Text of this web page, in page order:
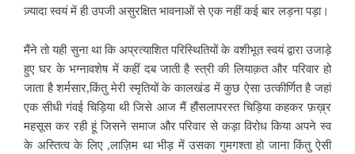
ज़्यादा स्वयं में ही उपजी असुरक्षित भावनाओं से एक नहीं कई बार लड़ना पड़ा।
मैंने तो यही सुना था कि अप्रत्याशित परिस्थितियों के वशीभूत स्वयं द्वारा उजाड़े
हुए घर के भग्नावशेष में कहीं दब जाती है स्त्री की लियाक़त और परिवार हो
जाता है शर्मसार,किंतु मेरी स्मृतियों के कालखंड में कुछ ऐसा उत्कीर्णित है जहां
एक सीधी गंवई चिड़िया थी जिसे आज मैं हौंसलापरस्त चिड़िया कहकर फ़ख़्र
महसूस कर रही हूं जिसने समाज और परिवार से कड़ा विरोध किया अपने स्व
के अस्तित्व के लिए ,लाज़िम था भीड़ में उसका गुमगश्ता हो जाना किंतु ऐसी